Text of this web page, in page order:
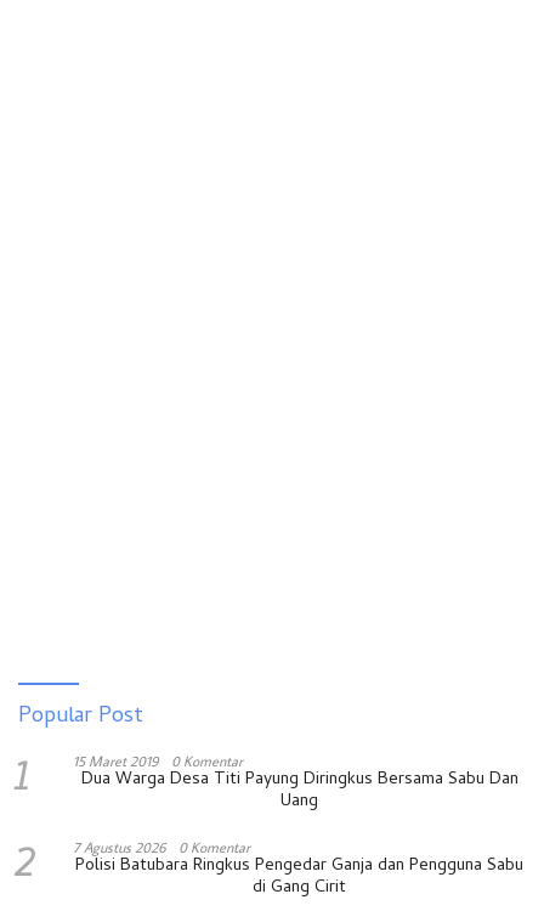
Popular Post
1 15 Maret 2019 0 Komentar
Dua Warga Desa Titi Payung Diringkus Bersama Sabu Dan
Uang
2 7 Agustus 2026 0 Komentar
Polisi Batubara Ringkus Pengedar Ganja dan Pengguna Sabu
di Gang Cirit